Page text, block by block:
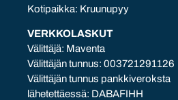
Kotipaikka: Kruunupyy
VERKKOLASKUT
Välittäjä: Maventa
Välittäjän tunnus: 003721291126
Välittäjän tunnus pankkiveroksta
lähetettäessä: DABAFIHH